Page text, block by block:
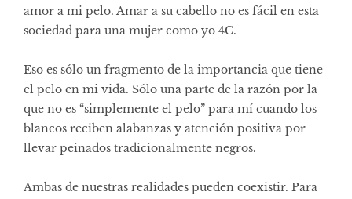
amor a mi pelo. Amar a su cabello no es fácil en esta
sociedad para una mujer como yo 4C.
Eso es sólo un fragmento de la importancia que tiene
el pelo en mi vida. Sólo una parte de la razón por la
que no es “simplemente el pelo” para mí cuando los
blancos reciben alabanzas y atención positiva por
llevar peinados tradicionalmente negros.
Ambas de nuestras realidades pueden coexistir. Para